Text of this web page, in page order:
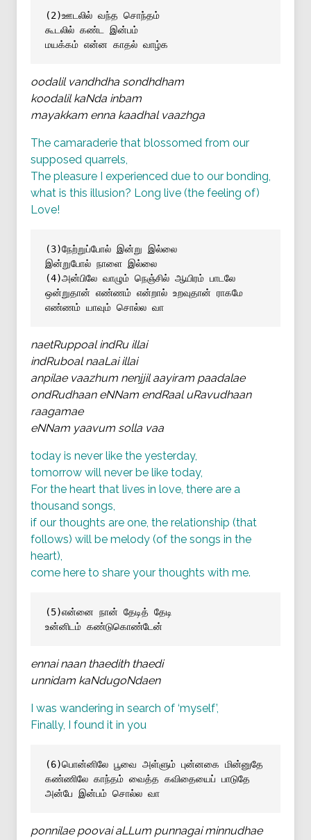
(2)ஊடலில் வந்த சொந்தம்
கூடலில் கண்ட இன்பம்
மயக்கம் என்ன காதல் வாழ்க
oodalil vandhdha sondhdham
koodalil kaNda inbam
mayakkam enna kaadhal vaazhga
The camaraderie that blossomed from our
supposed quarrels,
The pleasure I experienced due to our bonding,
what is this illusion? Long live (the feeling of)
Love!
(3)நேற்றுப்போல் இன்று இல்லை
இன்றுபோல் நாளை இல்லை
(4)அன்பிலே வாழும் நெஞ்சில் ஆயிரம் பாடலே
ஒன்றுதான் எண்ணம் என்றால் உறவுதான் ராகமே
எண்ணம் யாவும் சொல்ல வா
naetRuppoal indRu illai
indRuboal naaLai illai
anpilae vaazhum nenjjil aayiram paadalae
ondRudhaan eNNam endRaal uRavudhaan
raagamae
eNNam yaavum solla vaa
today is never like the yesterday,
tomorrow will never be like today,
For the heart that lives in love, there are a
thousand songs,
if our thoughts are one, the relationship (that
follows) will be melody (of the songs in the
heart),
come here to share your thoughts with me.
(5)என்னை நான் தேடித் தேடி
உன்னிடம் கண்டுகொண்டேன்
ennai naan thaedith thaedi
unnidam kaNdugoNdaen
I was wandering in search of ‘myself’,
Finally, I found it in you
(6)பொன்னிலே பூவை அள்ளும் புன்னகை மின்னுதே
கண்ணிலே காந்தம் வைத்த கவிதையைப் பாடுதே
அன்பே இன்பம் சொல்ல வா
ponnilae poovai aLLum punnagai minnudhae